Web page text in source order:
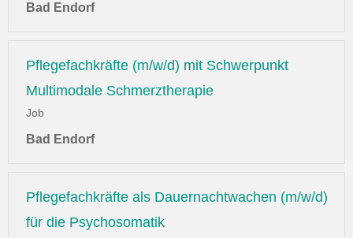
Bad Endorf
Pflegefachkräfte (m/w/d) mit Schwerpunkt
Multimodale Schmerztherapie
Job
Bad Endorf
Pflegefachkräfte als Dauernachtwachen (m/w/d)
für die Psychosomatik